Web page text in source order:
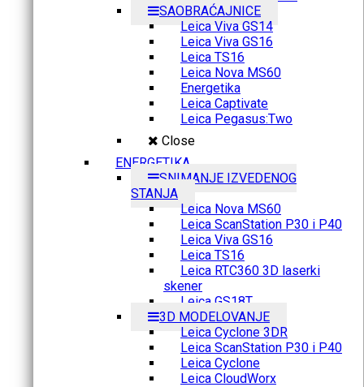
SAOBRAĆAJNICE
Leica Viva GS14
Leica Viva GS16
Leica TS16
Leica Nova MS60
Energetika
Leica Captivate
Leica Pegasus:Two
Close
ENERGETIKA
SNIMANJE IZVEDENOG
STANJA
Leica Nova MS60
Leica ScanStation P30 i P40
Leica Viva GS16
Leica TS16
Leica RTC360 3D laserki
skener
Leica GS18T
3D MODELOVANJE
Leica Cyclone 3DR
Leica ScanStation P30 i P40
Leica Cyclone
Leica CloudWorx